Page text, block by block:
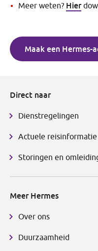
Meer weten? Hier
Maak een Hermes-
Direct naar
Dienstregelingen
Actuele reisinformatie
Storingen en
Meer Hermes
Over ons
Duurzaamheid